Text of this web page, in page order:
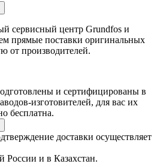
сервисный центр Grundfos и
прямые поставки оригинальных
от производителей.
и сертифицированы в
изготовителей, для вас их
бесплатна.
доставки осуществляет
России и в Казахстан.